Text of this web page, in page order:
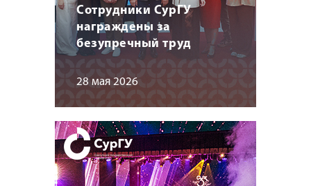
Сотрудники СурГУ
награждены за
безупречный труд
28 мая 2026